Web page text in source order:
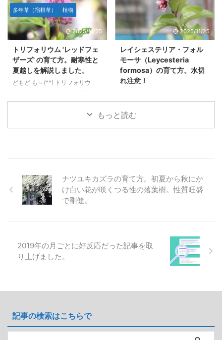
に生育します。 バンクシア特有
の花姿とヒトツバのように地面か
ら立ち上がっているように見える
樹形が魅力で、植物好きの間で少
です。 場合によっては「土の中
から生えて来ている」ように見え
る花の咲き方も独特です。 夏に
雨が少なく湿度がほとんどない、
気候の地域に ...
の名前でも知られています。 こ
の植物は、原種は黄色、園芸種に
はオレンジ、赤、絞りなどといっ
た暖色系の花を咲かせ、咲き方も
ノがあります。 開花期は夏から
秋にかけてで、花の少ない８月で
もバンバン咲くため彩の少ない時
期に威力を発揮してくれる希少な
日 ...
多年草（宿根草） 植物
2025/11/25
トリフォリウム 'レッドフェ
ザーズ' の育て方。耐寒性と
夏越しを解説しました。
どもど も～(^^) トリフォリウ
ズ'（Trifolium rubens 'Red
Feathers'）の育て方です。 一言
そのため、水はけの良い土壌で育
てることで防げます。 耐寒性は
優れていて、特に気をつけること
2025/11/25
レイシェステリア・フォル
モーサ（Leycesteria
formosa）の育て方。水切
れ注意！
ア・フォルモーサ（Leycesteria
formosa）の育て方についてで
気をつけましょう。 本文のデー
タや写真等はすべて筆者自身の観
類：スイカズラ科 ...
もっと読む
ナツユキカズラの育て方。初夏から秋にか
け白い花が咲くつる性の落葉樹。性質旺盛
で剛健。
2019年の月ごとに好反応だった記事を取
り上げました。
記事の検索はこちらで